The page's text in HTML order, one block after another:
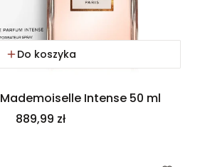
Do koszyka
Intense 50 ml
Cena
889,99 zł